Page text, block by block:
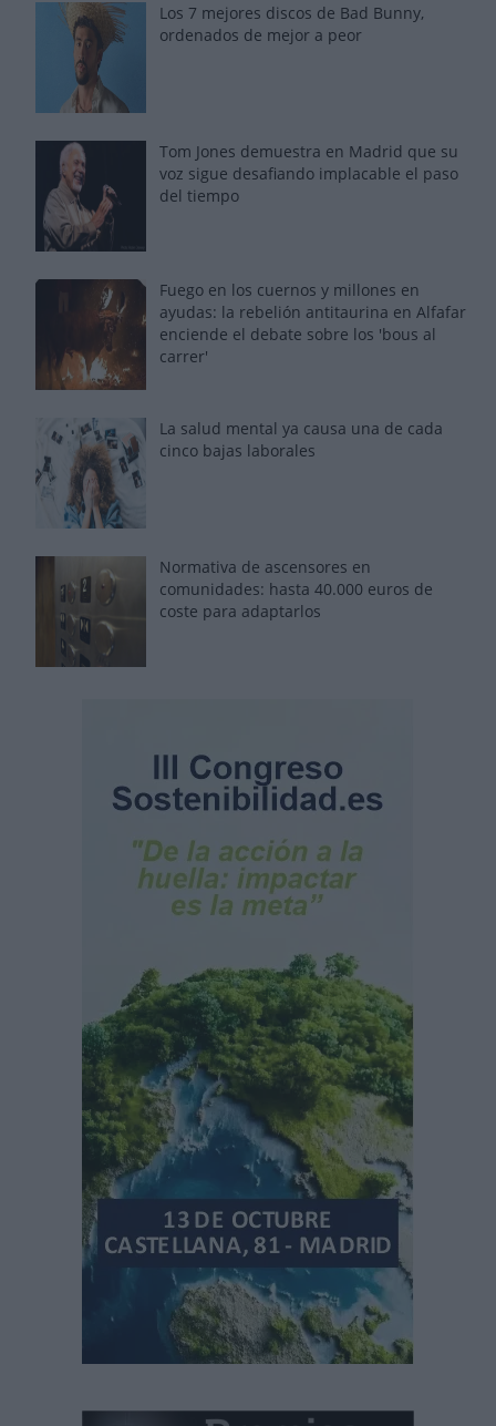
Los 7 mejores discos de Bad Bunny,
ordenados de mejor a peor
Tom Jones demuestra en Madrid que su
voz sigue desafiando implacable el paso
del tiempo
Fuego en los cuernos y millones en
ayudas: la rebelión antitaurina en Alfafar
enciende el debate sobre los 'bous al
carrer'
La salud mental ya causa una de cada
cinco bajas laborales
Normativa de ascensores en
comunidades: hasta 40.000 euros de
coste para adaptarlos